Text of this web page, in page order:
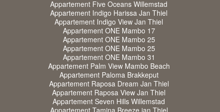
Appartement Five Oceans Willemstad
Appartement Indigo Harissa Jan Thiel
Appartement Indigo View Jan Thiel
Appartement ONE Mambo 17
Appartement ONE Mambo 25
Appartement ONE Mambo 25
Appartement ONE Mambo 31
Appartement Palm View Mambo Beach
Appartement Paloma Brakkeput
Appartement Raposa Dream Jan Thiel
Appartement Raposa View Jan Thiel
Appartement Seven Hills Willemstad